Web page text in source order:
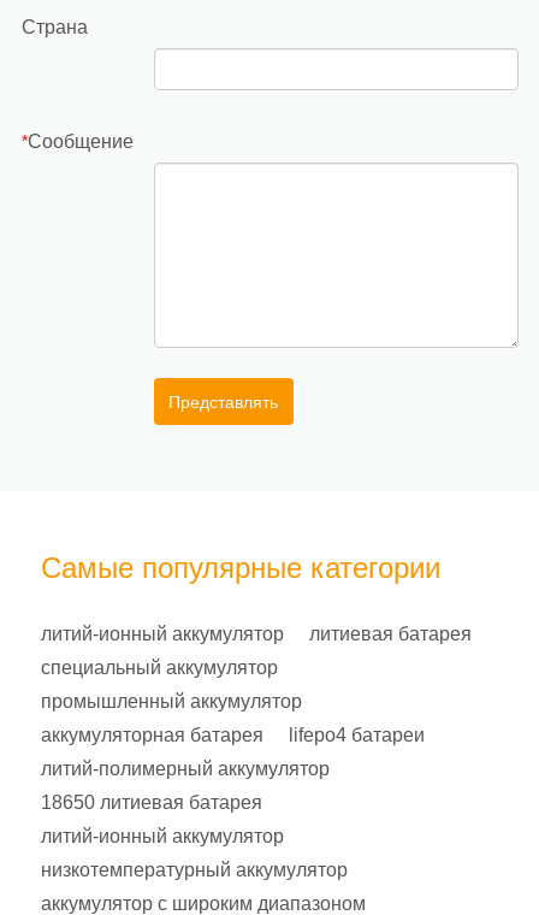
Страна
*Сообщение
Представлять
Самые популярные категории
литий-ионный аккумулятор
литиевая батарея
специальный аккумулятор
промышленный аккумулятор
аккумуляторная батарея
lifepo4 батареи
литий-полимерный аккумулятор
18650 литиевая батарея
литий-ионный аккумулятор
низкотемпературный аккумулятор
аккумулятор с широким диапазоном